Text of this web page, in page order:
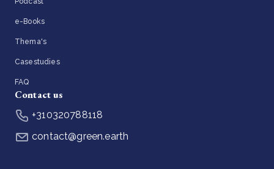
e-Books
Thema's
Casestudies
FAQ
Contact us
+310320788118
contact@green.earth